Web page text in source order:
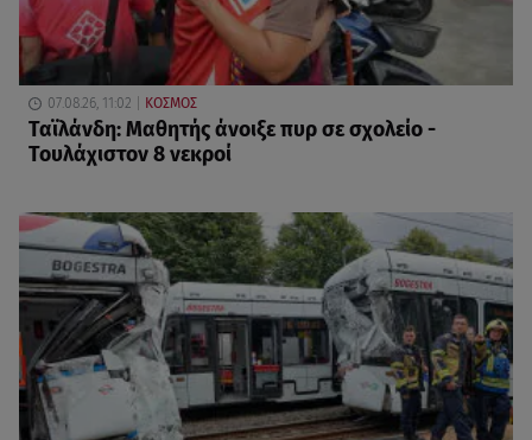
07.08.26, 11:02 ΚΟΣΜΟΣ
Ταϊλάνδη: Μαθητής άνοιξε πυρ σε σχολείο -
Τουλάχιστον 8 νεκροί